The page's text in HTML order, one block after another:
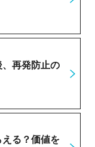
再発防止の
る？価値を